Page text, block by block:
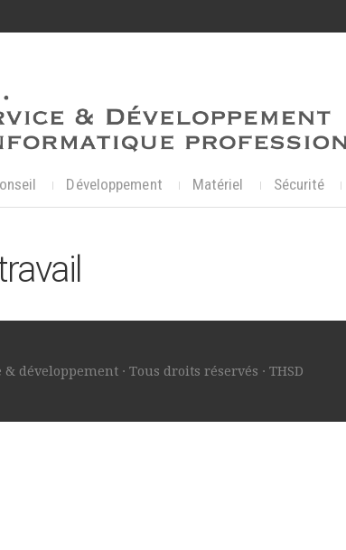
Développement Matériel Sécurité
développement · Tous droits réservés · THSD